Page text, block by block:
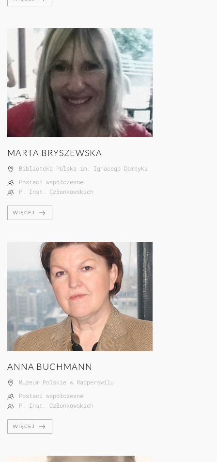
MARTA BRYSZEWSKA
Biblioteka Polska im. Ignacego Domeyki
Postaci współczesne
P. Inst. Członkowskich
WIĘCEJ
ANNA BUCHMANN
Muzeum Polskie w Rapperswilu
Postaci współczesne
P. Inst. Członkowskich
WIĘCEJ